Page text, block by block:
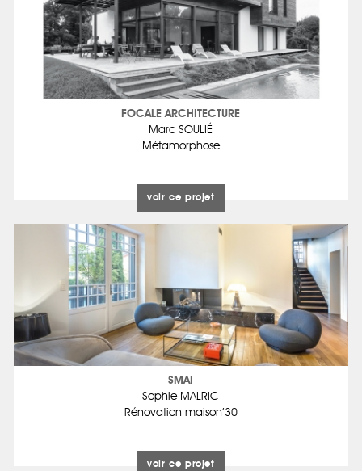
FOCALE ARCHITECTURE
Marc SOULIÉ
Métamorphose
voir ce projet
SMAI
Sophie MALRIC
Rénovation maison’30
voir ce projet